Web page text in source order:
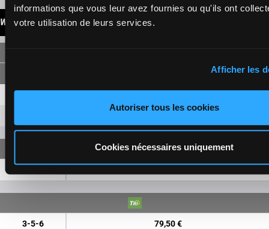
informations que vous leur avez fournies ou qu'ils ont
votre utilisation de leurs services.
Afficher les
Autoriser tous les cookies
Cookies nécessaires uniquement
WINNINGS
3-5-6 79,50 €